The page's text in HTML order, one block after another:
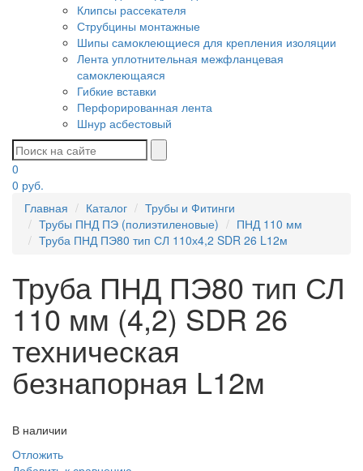
Клипсы рассекателя
Струбцины монтажные
Шипы самоклеющиеся для крепления изоляции
Лента уплотнительная межфланцевая
самоклеющаяся
Гибкие вставки
Перфорированная лента
Шнур асбестовый
0
0 руб.
Главная
Каталог
Трубы и Фитинги
Трубы ПНД ПЭ (полиэтиленовые)
ПНД 110 мм
Труба ПНД ПЭ80 тип СЛ 110х4,2 SDR 26 L12м
Труба ПНД ПЭ80 тип СЛ
110 мм (4,2) SDR 26
техническая
безнапорная L12м
В наличии
Отложить